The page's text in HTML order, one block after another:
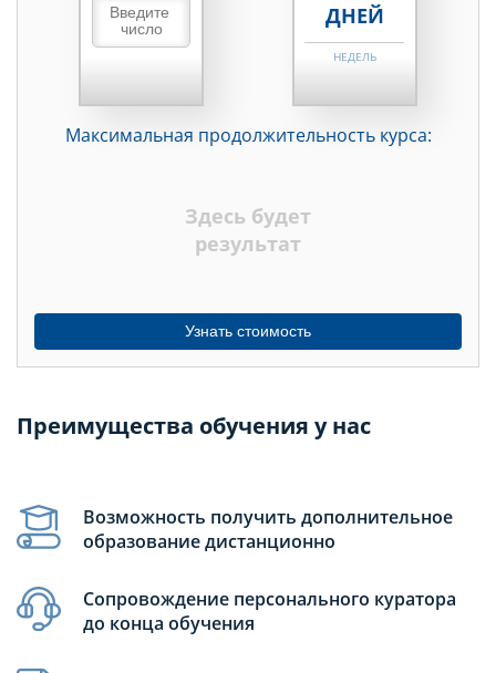
ДНЕЙ
НЕДЕЛЬ
ДНЕЙ
Максимальная продолжительность курса:
Здесь будет
результат
Узнать стоимость
Преимущества обучения у нас
Возможность получить дополнительное
образование дистанционно
Сопровождение персонального куратора
до конца обучения